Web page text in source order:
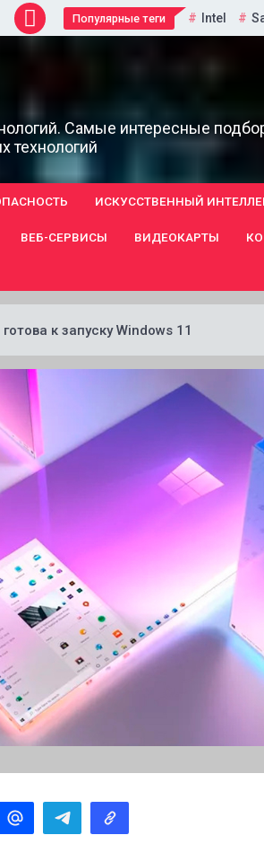
Популярные теги Intel
Самые интересные
технологий
ИСКУССТВЕННЫЙ
ВЕБ-СЕРВИСЫ ВИДЕОКАРТЫ
к запуску Windows 11